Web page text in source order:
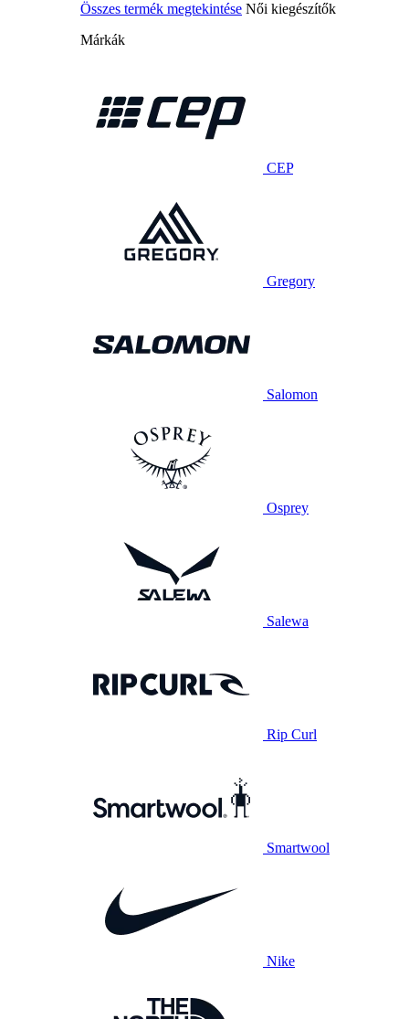
Összes termék megtekintése Női kiegészítők
Márkák
CEP
Gregory
Salomon
Osprey
Salewa
Rip Curl
Smartwool
Nike